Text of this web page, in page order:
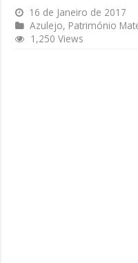
16 de Janeiro de 2017
Azulejo, Património
1,250 Views